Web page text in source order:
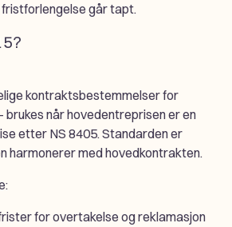
går tapt.
kontraktsbestemmelser for
brukes når hovedentreprisen er en
etter NS 8405. Standarden er
harmonerer med hovedkontrakten.
for overtakelse og reklamasjon